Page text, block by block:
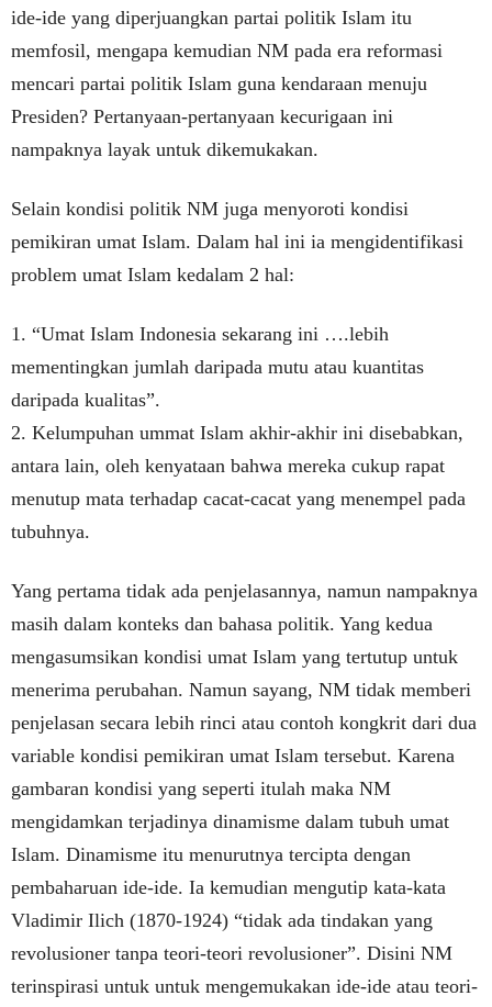
ide-ide yang diperjuangkan partai politik Islam itu
memfosil, mengapa kemudian NM pada era reformasi
mencari partai politik Islam guna kendaraan menuju
Presiden? Pertanyaan-pertanyaan kecurigaan ini
nampaknya layak untuk dikemukakan.
Selain kondisi politik NM juga menyoroti kondisi
pemikiran umat Islam. Dalam hal ini ia mengidentifikasi
problem umat Islam kedalam 2 hal:
1. “Umat Islam Indonesia sekarang ini ….lebih
mementingkan jumlah daripada mutu atau kuantitas
daripada kualitas”.
2. Kelumpuhan ummat Islam akhir-akhir ini disebabkan,
antara lain, oleh kenyataan bahwa mereka cukup rapat
menutup mata terhadap cacat-cacat yang menempel pada
tubuhnya.
Yang pertama tidak ada penjelasannya, namun nampaknya
masih dalam konteks dan bahasa politik. Yang kedua
mengasumsikan kondisi umat Islam yang tertutup untuk
menerima perubahan. Namun sayang, NM tidak memberi
penjelasan secara lebih rinci atau contoh kongkrit dari dua
variable kondisi pemikiran umat Islam tersebut. Karena
gambaran kondisi yang seperti itulah maka NM
mengidamkan terjadinya dinamisme dalam tubuh umat
Islam. Dinamisme itu menurutnya tercipta dengan
pembaharuan ide-ide. Ia kemudian mengutip kata-kata
Vladimir Ilich (1870-1924) “tidak ada tindakan yang
revolusioner tanpa teori-teori revolusioner”. Disini NM
terinspirasi untuk untuk mengemukakan ide-ide atau teori-